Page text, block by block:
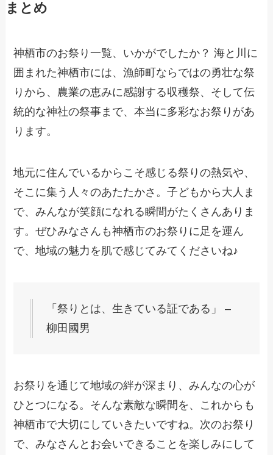
まとめ
神栖市のお祭り一覧、いかがでしたか？ 海と川に
囲まれた神栖市には、漁師町ならではの勇壮な祭
りから、農業の恵みに感謝する収穫祭、そして伝
統的な神社の祭事まで、本当に多彩なお祭りがあ
ります。
地元に住んでいるからこそ感じる祭りの熱気や、
そこに集う人々のあたたかさ。子どもから大人ま
で、みんなが笑顔になれる瞬間がたくさんありま
す。ぜひみなさんも神栖市のお祭りに足を運ん
で、地域の魅力を肌で感じてみてくださいね♪
「祭りとは、生きている証である」 –
柳田國男
お祭りを通じて地域の絆が深まり、みんなの心が
ひとつになる。そんな素敵な瞬間を、これからも
神栖市で大切にしていきたいですね。次のお祭り
で、みなさんとお会いできることを楽しみにして